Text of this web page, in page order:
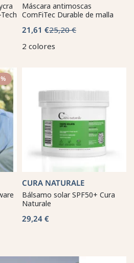
Máscara antimoscas
ComFiTec Durable de malla
21,61 €25,20 €
2 colores
CURA NATURALE
Bálsamo solar SPF50+ Cura
Naturale
29,24 €